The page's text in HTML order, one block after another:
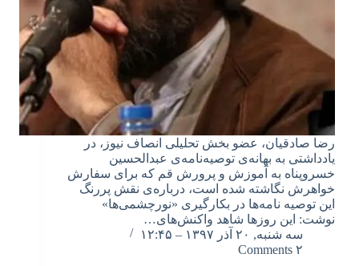
رضا صادقیان، عضو بخش تحلیلی انصاف نیوز، در
یادداشتی به بهانه‌ی توصیه‌نامه‌ی عبدالحسین
خسروپناه به آموزش و پرورش قم که برای سفارش
خواهرش نگاشته شده است، درباره‌ی نقش پررنگ
این توصیه نامه‌ها در بکارگیری «نورچشمی‌ها»
نوشت: این روزها شاهد واکنش‌های…
سه شنبه, ۲۰ آذر ۱۳۹۷ – ۱۲:۴۵
۲ Comments